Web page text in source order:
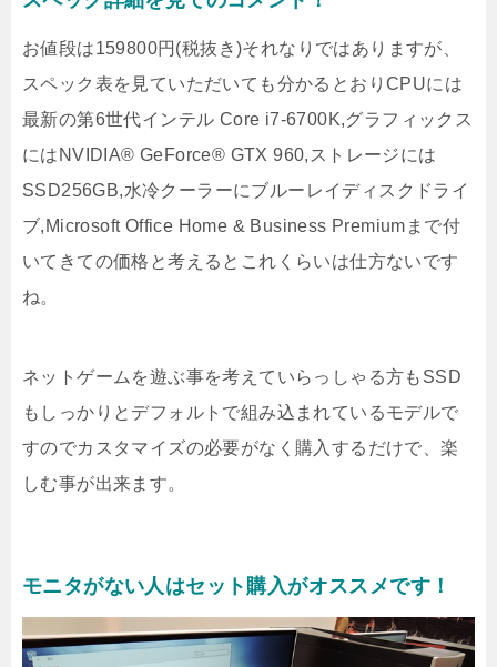
お値段は159800円(税抜き)それなりではありますが、
スペック表を見ていただいても分かるとおりCPUには
最新の第6世代インテル Core i7-6700K,グラフィックス
にはNVIDIA® GeForce® GTX 960,ストレージには
SSD256GB,水冷クーラーにブルーレイディスクドライ
ブ,Microsoft Office Home & Business Premiumまで付
いてきての価格と考えるとこれくらいは仕方ないです
ね。
ネットゲームを遊ぶ事を考えていらっしゃる方もSSD
もしっかりとデフォルトで組み込まれているモデルで
すのでカスタマイズの必要がなく購入するだけで、楽
しむ事が出来ます。
モニタがない人はセット購入がオススメです！